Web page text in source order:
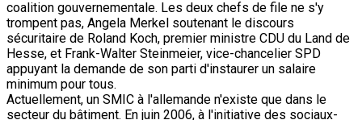
coalition gouvernementale. Les deux chefs de file ne s'y
trompent pas, Angela Merkel soutenant le discours
sécuritaire de Roland Koch, premier ministre CDU du Land de
Hesse, et Frank-Walter Steinmeier, vice-chancelier SPD
appuyant la demande de son parti d'instaurer un salaire
minimum pour tous.
Actuellement, un SMIC à l'allemande n'existe que dans le
secteur du bâtiment. En juin 2006, à l'initiative des sociaux-